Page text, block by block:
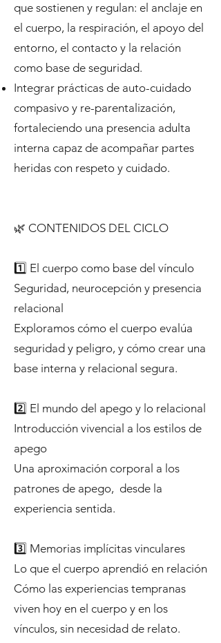
que sostienen y regulan: el anclaje en
el cuerpo, la respiración, el apoyo del
entorno, el contacto y la relación
como base de seguridad.
Integrar prácticas de auto-cuidado
compasivo y re-parentalización,
fortaleciendo una presencia adulta
interna capaz de acompañar partes
heridas con respeto y cuidado.
🌿 CONTENIDOS DEL CICLO
1️⃣ El cuerpo como base del vínculo
Seguridad, neurocepción y presencia
relacional
Exploramos cómo el cuerpo evalúa
seguridad y peligro, y cómo crear una
base interna y relacional segura.
2️⃣ El mundo del apego y lo relacional
Introducción vivencial a los estilos de
apego
Una aproximación corporal a los
patrones de apego, desde la
experiencia sentida.
3️⃣ Memorias implícitas vinculares
Lo que el cuerpo aprendió en relación
Cómo las experiencias tempranas
viven hoy en el cuerpo y en los
vínculos, sin necesidad de relato.